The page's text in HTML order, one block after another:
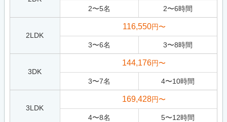
2〜5名 2〜6時間
2LDK
116,550円〜
3〜6名 3〜8時間
3DK
144,176円〜
3〜7名 4〜10時間
3LDK
169,428円〜
4〜8名 5〜12時間